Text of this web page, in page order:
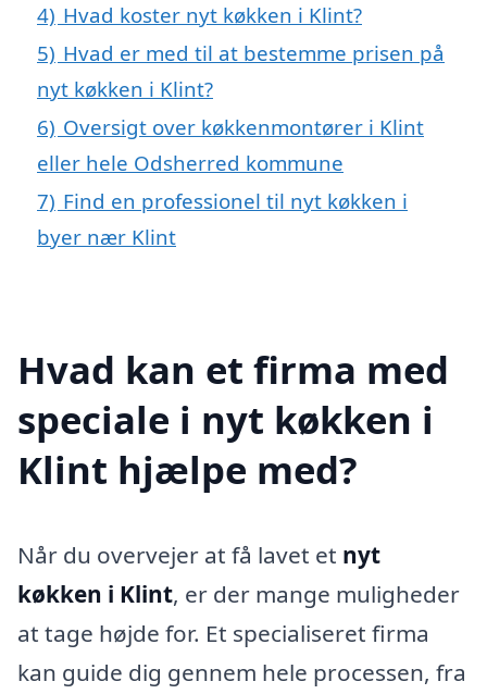
4) Hvad koster nyt køkken i Klint?
5) Hvad er med til at bestemme prisen på
nyt køkken i Klint?
6) Oversigt over køkkenmontører i Klint
eller hele Odsherred kommune
7) Find en professionel til nyt køkken i
byer nær Klint
Hvad kan et firma med
speciale i nyt køkken i
Klint hjælpe med?
Når du overvejer at få lavet et nyt
køkken i Klint, er der mange muligheder
at tage højde for. Et specialiseret firma
kan guide dig gennem hele processen, fra